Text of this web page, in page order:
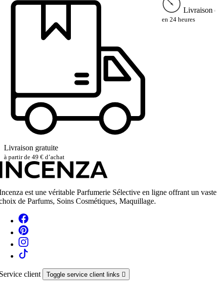
Livraison gratuite
à partir de 49 € d’achat
Livraison
en 24 heures
est une véritable Parfumerie Sélective en ligne offrant un vaste
de Parfums, Soins Cosmétiques, Maquillage.
client Toggle service client links 